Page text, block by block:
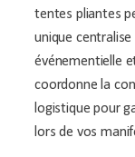
tentes pliantes
unique
événementielle
coordonne la
logistique pour
lors de vos